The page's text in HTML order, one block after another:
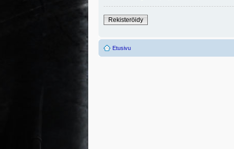
Rekisteröidy
Etusivu